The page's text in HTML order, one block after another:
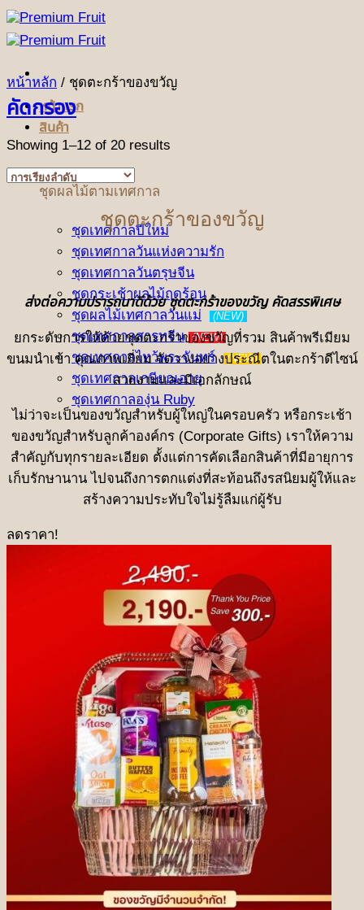
ข้าม
ไป
เนื้อหา
หน้าแรก
สินค้า
ชุดผลไม้ตามเทศกาล
ชุดเทศกาลปีใหม่
ชุดเทศกาลวันแห่งความรัก
ชุดเทศกาลวันตรุษจีน
ชุดกระเช้าผลไม้ฤดูร้อน
ชุดผลไม้เทศกาลวันแม่
(NEW)
ชุดเทศกาลสารทจีน (NEW)
ชุดเทศกาลไหว้พระจันทร์ (NEW)
ชุดเทศกาลเกษียณอายุ
ชุดเทศกาลองุ่น Ruby
ชุดผลไม้พรีเมี่ยม
ชุดรังนกเพื่อสุขภาพ
ชุดผลไม้เยี่ยมผู้ป่วย
ชุดกระเป๋าเยี่ยมไข้พร้อมทาน
ชุดเครื่องดื่มเยี่ยมผู้ป่วย
ชุดผลไม้แสดงความยินดี
หน้าหลัก / ชุดตะกร้าของขวัญ
คัดกรอง
Showing 1–12 of 20 results
ชุดตะกร้าของขวัญ
ส่งต่อความปรารถนาดีด้วย ชุดตะกร้าของขวัญ คัดสรรพิเศษ
ยกระดับการให้ด้วยชุดตะกร้าของขวัญที่รวม สินค้าพรีเมียม
ขนมนำเข้า คุณภาพเยี่ยม จัดวางอย่างประณีตในตะกร้าดีไซน์
สวยงามและมีเอกลักษณ์
ไม่ว่าจะเป็นของขวัญสำหรับผู้ใหญ่ในครอบครัว หรือกระเช้า
ของขวัญสำหรับลูกค้าองค์กร (Corporate Gifts) เราให้ความ
สำคัญกับทุกรายละเอียด ตั้งแต่การคัดเลือกสินค้าที่มีอายุการ
เก็บรักษานาน ไปจนถึงการตกแต่งที่สะท้อนถึงรสนิยมผู้ให้และ
สร้างความประทับใจไม่รู้ลืมแก่ผู้รับ
ลดราคา!